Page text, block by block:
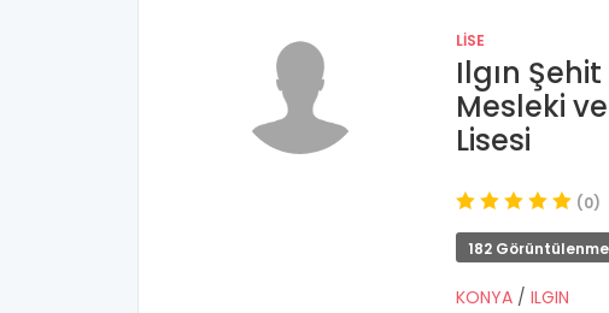
LISE
Ilgın
Mesleki
Lisesi
(0)
182 Görüntülenme
KONYA / ILGIN